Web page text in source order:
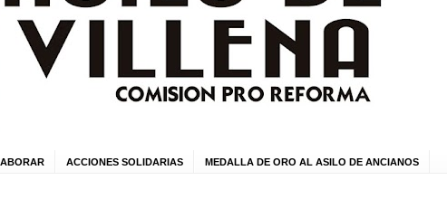
ACCIONES SOLIDARIAS MEDALLA DE ORO AL ASILO DE ANCIANOS